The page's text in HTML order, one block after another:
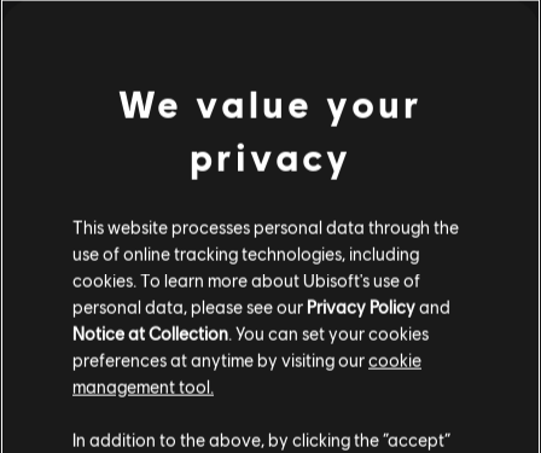
34,99 €
Immortals Fenyx Rising
Paquete de héroe arquetípico
Immortals Fenyx Rising
Standard Edition
39,99 €
We value your
privacy
This website processes personal data through the
use of online tracking technologies, including
cookies. To learn more about Ubisoft's use of
personal data, please see our Privacy Policyand
Notice at Collection. You can set your cookies
preferences at anytime by visiting ourcookie
management tool.
In addition to the above, by clicking the “accept”